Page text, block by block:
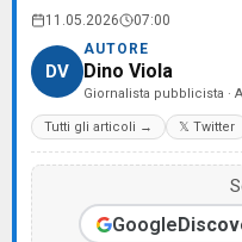
11.05.2026 07:00
DV
AUTORE
Dino Viola
Giornalista pubblicista ·
Tutti gli articoli → 𝕏 Twitter
Google